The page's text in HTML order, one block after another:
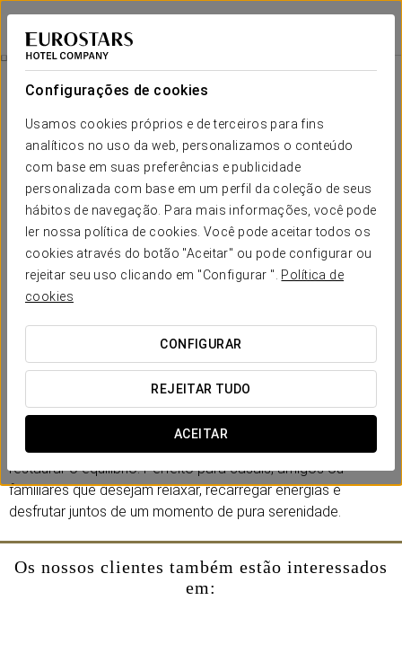
Configurações de cookies
Usamos cookies próprios e de terceiros para fins
analíticos no uso da web, personalizamos o conteúdo
com base em suas preferências e publicidade
personalizada com base em um perfil da coleção de seus
hábitos de navegação. Para mais informações, você pode
ler nossa política de cookies. Você pode aceitar todos os
cookies através do botão "Aceitar" ou pode configurar ou
rejeitar seu uso clicando em "Configurar ". Política de
cookies
CONFIGURAR
REJEITAR TUDO
ACEITAR
Eurostars Queen of Montenegro
BEČIĆI
Massagem Tradicional Para Dois
130 €
Massagem tradicional para dois
Compartilhe a experiência de relaxamento máximo com a
nossa massagem tailandesa de 60 minutos para duas
pessoas. Desfrute de sessões lado a lado com técnicas
tradicionais tailandesas, incluindo alongamentos suaves,
acupressão rítmica e trabalho profundo de tecidos,
projetadas para aliviar a tensão, melhorar a circulação e
restaurar o equilíbrio. Perfeito para casais, amigos ou
familiares que desejam relaxar, recarregar energias e
desfrutar juntos de um momento de pura serenidade.
Os nossos clientes também estão interessados
em: